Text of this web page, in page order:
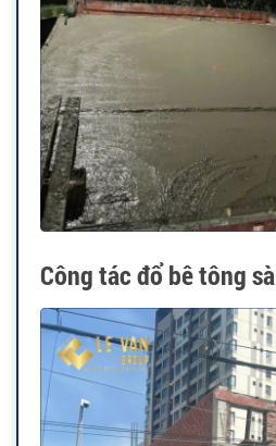
Công tác đổ bê tông